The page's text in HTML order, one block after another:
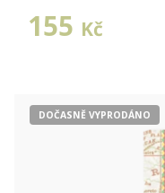
155 Kč
DOČASNĚ VYPRODÁNO